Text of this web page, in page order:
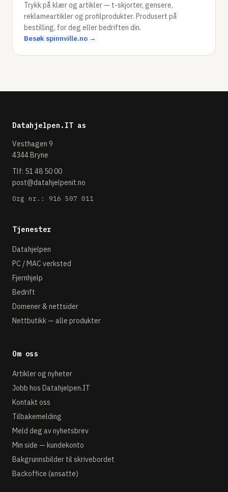
Trykk på klær og artikler — t-skjorter, gensere,
reklameartikler og profilprodukter. Produsert på
bestilling, for deg eller bedriften din.
Besøk spinnville.no →
Datahjelpen.IT as
Vesthagen 9
4344 Bryne
Tlf: 51 48 50 00
post@datahjelpenit.no
Org nr.: 916 507 011
Tjenester
Datahjelpen
PC / MAC verksted
Fjernhjelp
Bedrift
Domener & nettsider
Nettbutikk — alle produkter
Om oss
Artikler og nyheter
Jobb hos Datahjelpen.IT
Kontakt oss
Tilbakemelding
Meld deg av nyhetsbrev
Min side — kundekonto
Bakgrunnsbilder til skrivebordet
Backoffice (ansatte)